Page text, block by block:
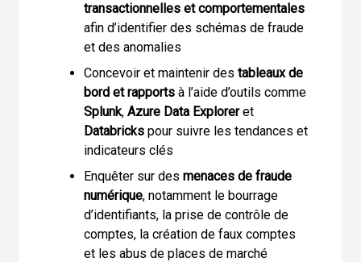
transactionnelles et comportementales
afin d’identifier des schémas de fraude
et des anomalies
Concevoir et maintenir des tableaux de
bord et rapports à l’aide d’outils comme
Splunk, Azure Data Exploreret
Databricks pour suivre les tendances et
indicateurs clés
Enquêter sur des menaces de fraude
numérique, notamment le bourrage
d’identifiants, la prise de contrôle de
comptes, la création de faux comptes
et les abus de places de marché